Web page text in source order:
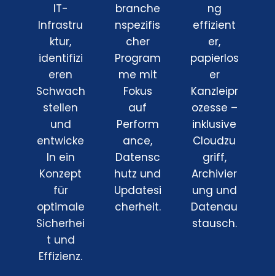
IT-
Infrastru
ktur,
identifizi
eren
Schwach
stellen
und
entwicke
ln ein
Konzept
für
optimale
Sicherhei
t und
Effizienz.
branche
nspezifis
cher
Program
me mit
Fokus
auf
Perform
ance,
Datensc
hutz und
Updatesi
cherheit.
ng
effizient
er,
papierlos
er
Kanzleipr
ozesse –
inklusive
Cloudzu
griff,
Archivier
ung und
Datenau
stausch.